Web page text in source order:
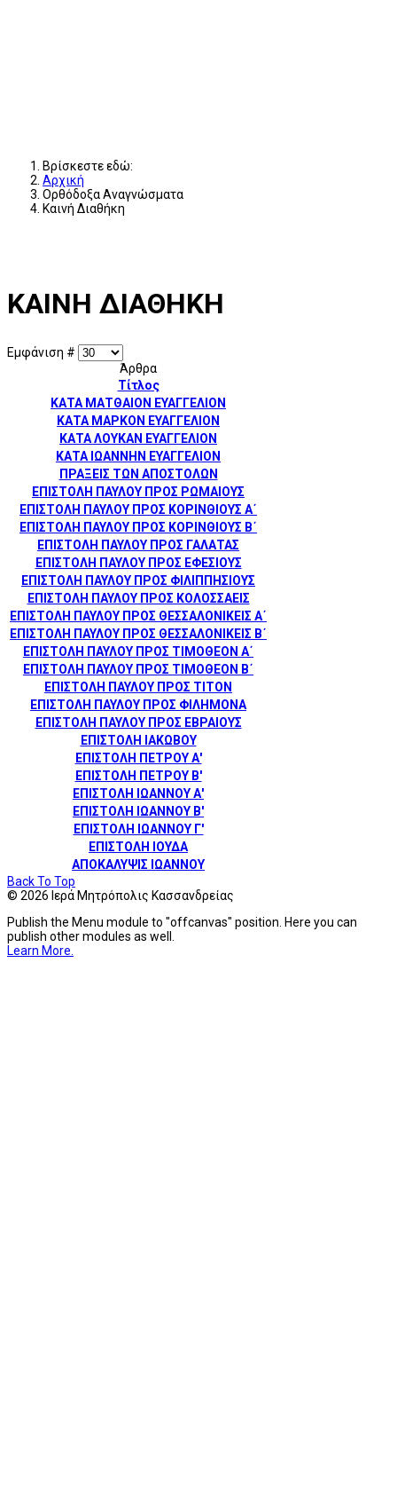
Βρίσκεστε εδώ:
Αρχική
Ορθόδοξα Αναγνώσματα
Καινή Διαθήκη
ΚΑΙΝΗ ΔΙΑΘΗΚΗ
Εμφάνιση #
Άρθρα
Τίτλος
ΚΑΤΑ ΜΑΤΘΑΙΟΝ ΕΥΑΓΓΕΛΙΟΝ
ΚΑΤΑ ΜΑΡΚΟΝ ΕΥΑΓΓΕΛΙΟΝ
ΚΑΤΑ ΛΟΥΚΑΝ ΕΥΑΓΓΕΛΙΟΝ
ΚΑΤΑ ΙΩΑΝΝΗΝ ΕΥΑΓΓΕΛΙΟΝ
ΠΡΑΞΕΙΣ ΤΩΝ ΑΠΟΣΤΟΛΩΝ
ΕΠΙΣΤΟΛΗ ΠΑΥΛΟΥ ΠΡΟΣ ΡΩΜΑΙΟΥΣ
ΕΠΙΣΤΟΛΗ ΠΑΥΛΟΥ ΠΡΟΣ ΚΟΡΙΝΘΙΟΥΣ Α΄
ΕΠΙΣΤΟΛΗ ΠΑΥΛΟΥ ΠΡΟΣ ΚΟΡΙΝΘΙΟΥΣ Β΄
ΕΠΙΣΤΟΛΗ ΠΑΥΛΟΥ ΠΡΟΣ ΓΑΛΑΤΑΣ
ΕΠΙΣΤΟΛΗ ΠΑΥΛΟΥ ΠΡΟΣ ΕΦΕΣΙΟΥΣ
ΕΠΙΣΤΟΛΗ ΠΑΥΛΟΥ ΠΡΟΣ ΦΙΛΙΠΠΗΣΙΟΥΣ
ΕΠΙΣΤΟΛΗ ΠΑΥΛΟΥ ΠΡΟΣ ΚΟΛΟΣΣΑΕΙΣ
ΕΠΙΣΤΟΛΗ ΠΑΥΛΟΥ ΠΡΟΣ ΘΕΣΣΑΛΟΝΙΚΕΙΣ Α΄
ΕΠΙΣΤΟΛΗ ΠΑΥΛΟΥ ΠΡΟΣ ΘΕΣΣΑΛΟΝΙΚΕΙΣ Β΄
ΕΠΙΣΤΟΛΗ ΠΑΥΛΟΥ ΠΡΟΣ ΤΙΜΟΘΕΟΝ Α΄
ΕΠΙΣΤΟΛΗ ΠΑΥΛΟΥ ΠΡΟΣ ΤΙΜΟΘΕΟΝ Β΄
ΕΠΙΣΤΟΛΗ ΠΑΥΛΟΥ ΠΡΟΣ ΤΙΤΟΝ
ΕΠΙΣΤΟΛΗ ΠΑΥΛΟΥ ΠΡΟΣ ΦΙΛΗΜΟΝΑ
ΕΠΙΣΤΟΛΗ ΠΑΥΛΟΥ ΠΡΟΣ ΕΒΡΑΙΟΥΣ
ΕΠΙΣΤΟΛΗ ΙΑΚΩΒΟΥ
ΕΠΙΣΤΟΛΗ ΠΕΤΡΟΥ Α'
ΕΠΙΣΤΟΛΗ ΠΕΤΡΟΥ Β'
ΕΠΙΣΤΟΛΗ ΙΩΑΝΝΟΥ Α'
ΕΠΙΣΤΟΛΗ ΙΩΑΝΝΟΥ Β'
ΕΠΙΣΤΟΛΗ ΙΩΑΝΝΟΥ Γ'
ΕΠΙΣΤΟΛΗ ΙΟΥΔΑ
ΑΠΟΚΑΛΥΨΙΣ ΙΩΑΝΝΟΥ
Back To Top
© 2026 Ιερά Μητρόπολις Κασσανδρείας
Publish the Menu module to "offcanvas" position. Here you can
publish other modules as well.
Learn More.